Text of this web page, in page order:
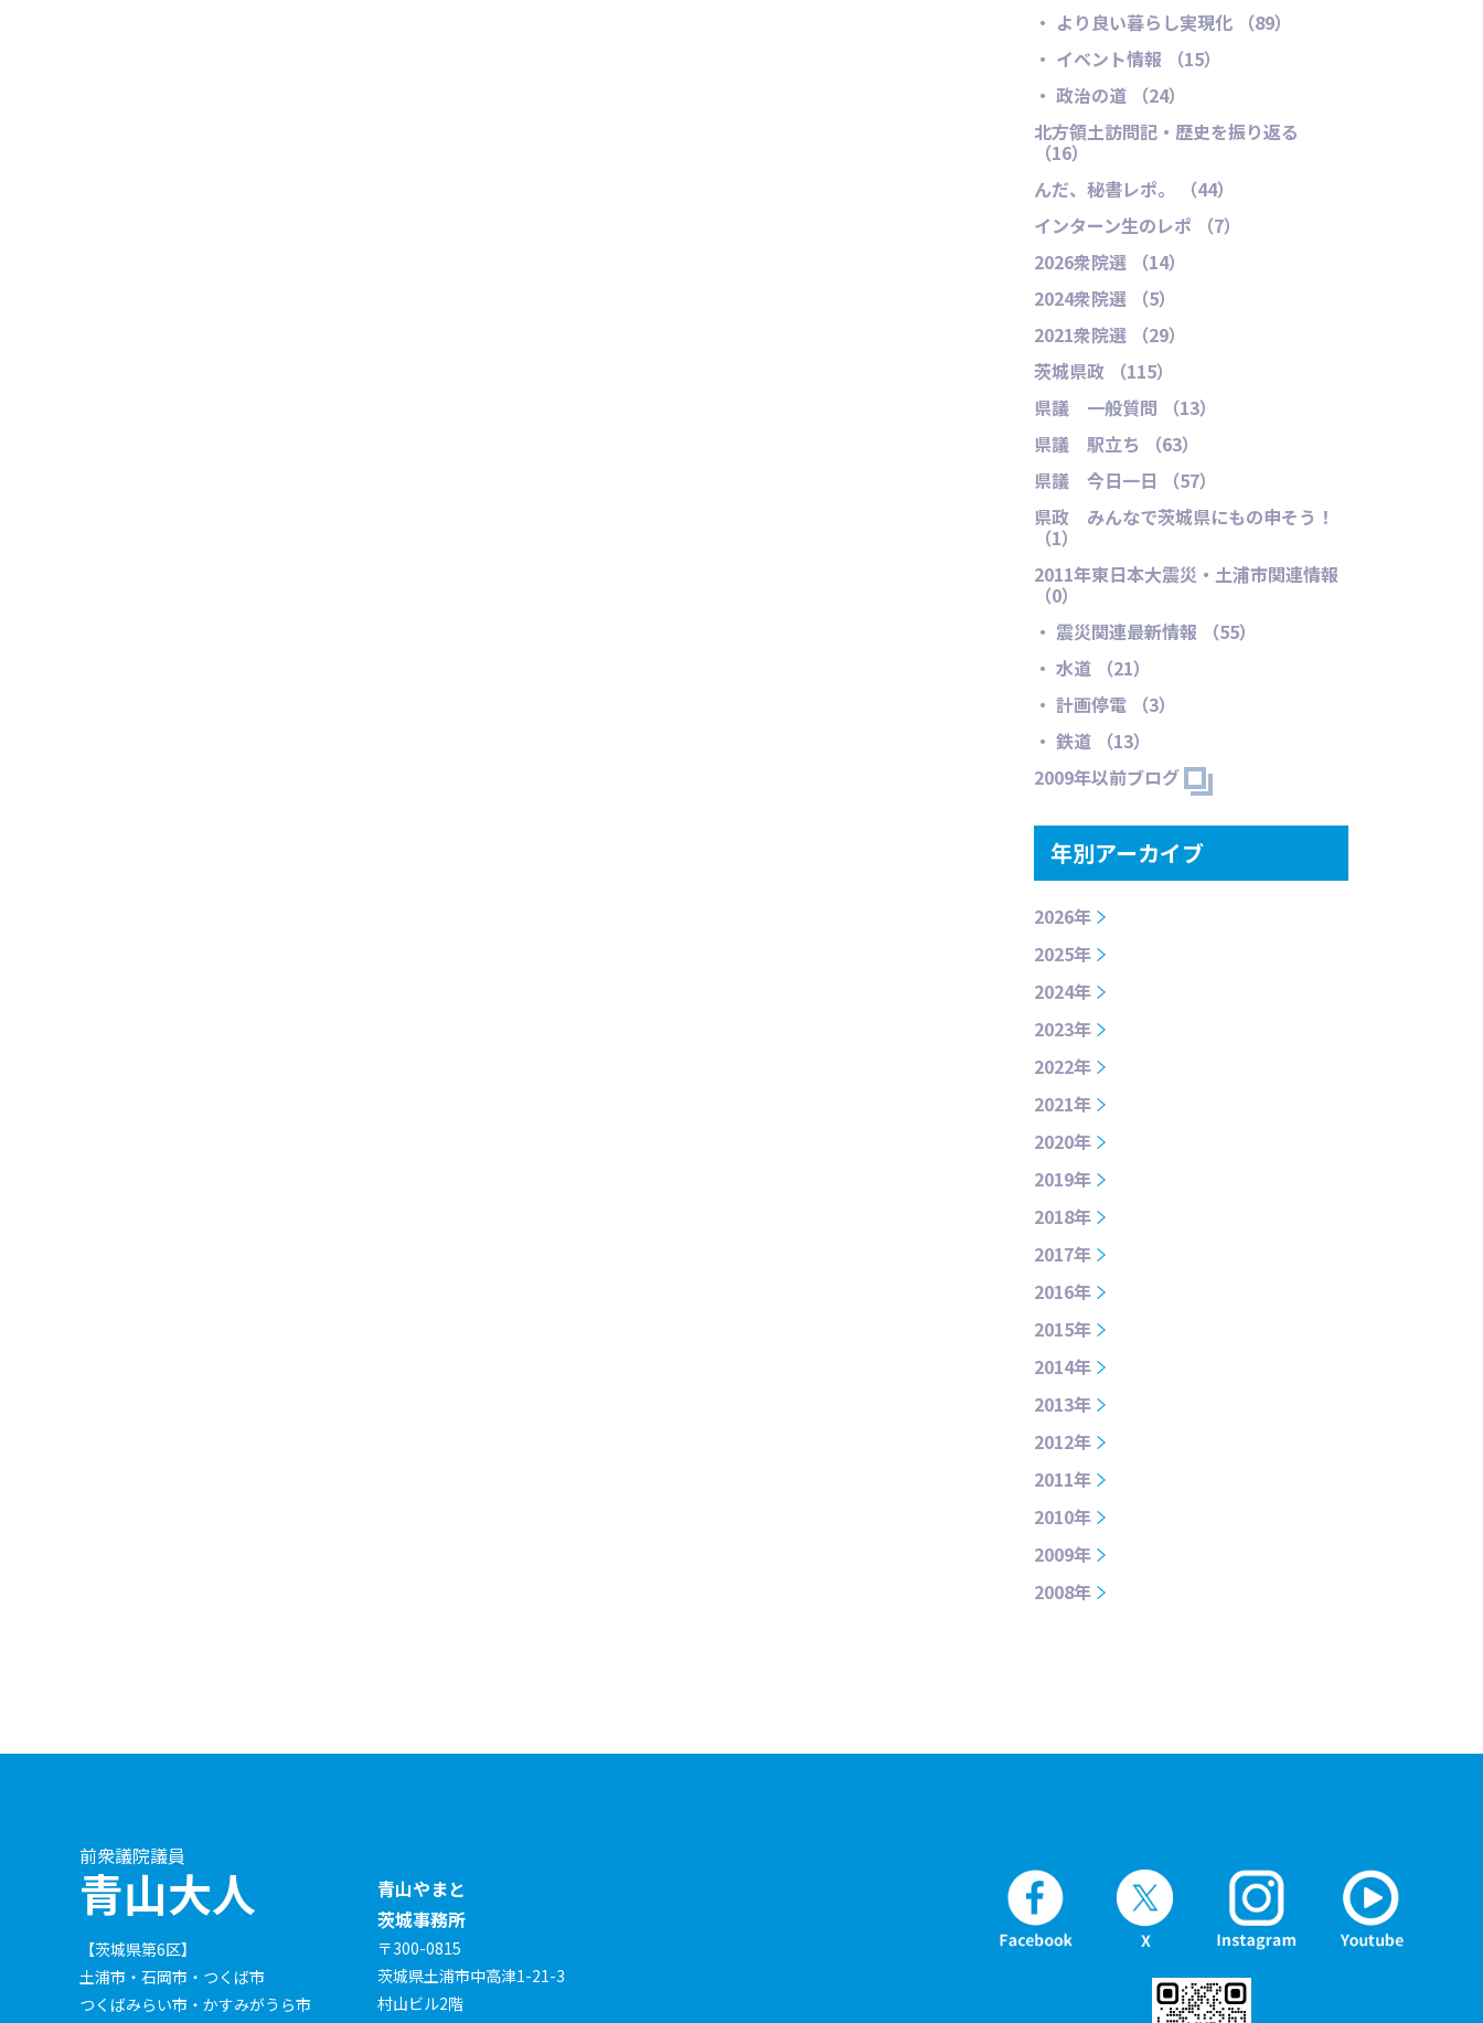
・ より良い暮らし実現化 （89）
・ イベント情報 （15）
・ 政治の道 （24）
北方領土訪問記・歴史を振り返る
（16）
んだ、秘書レポ。 （44）
インターン生のレポ （7）
2026衆院選 （14）
2024衆院選 （5）
2021衆院選 （29）
茨城県政 （115）
県議 一般質問 （13）
県議 駅立ち （63）
県議 今日一日 （57）
県政 みんなで茨城県にもの申そう！
（1）
2011年東日本大震災・土浦市関連情報
（0）
・ 震災関連最新情報 （55）
・ 水道 （21）
・ 計画停電 （3）
・ 鉄道 （13）
2009年以前ブログ
年別アーカイブ
2026年
2025年
2024年
2023年
2022年
2021年
2020年
2019年
2018年
2017年
2016年
2015年
2014年
2013年
2012年
2011年
2010年
2009年
2008年
前衆議院議員
青山大人
【茨城県第6区】
土浦市・石岡市・つくば市
つくばみらい市・かすみがうら市
青山やまと
茨城事務所
〒300-0815
茨城県土浦市中高津1-21-3
村山ビル2階